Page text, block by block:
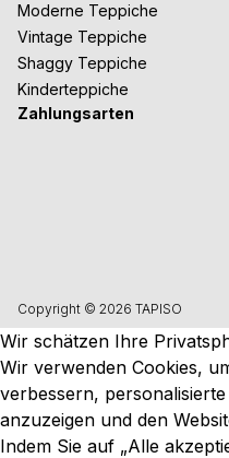
Moderne Teppiche
Vintage Teppiche
Shaggy Teppiche
Kinderteppiche
Zahlungsarten
Copyright © 2026 TAPISO
Wir schätzen Ihre
Wir verwenden Cookies,
verbessern,
anzuzeigen und den
Indem Sie auf „Alle